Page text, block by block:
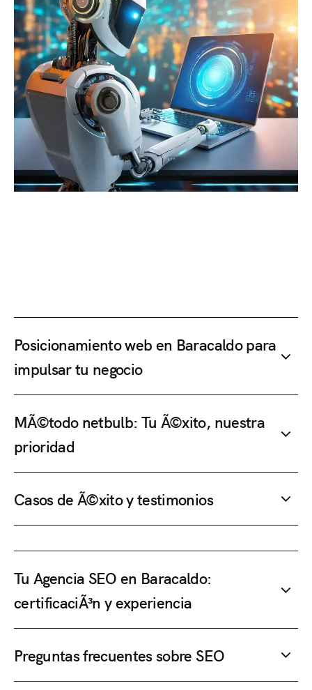
Posicionamiento web en Baracaldo para
impulsar tu negocio
MÃ©todo netbulb: Tu Ã©xito, nuestra
prioridad
Casos de Ã©xito y testimonios
Tu Agencia SEO en Baracaldo:
certificaciÃ³n y experiencia
Preguntas frecuentes sobre SEO